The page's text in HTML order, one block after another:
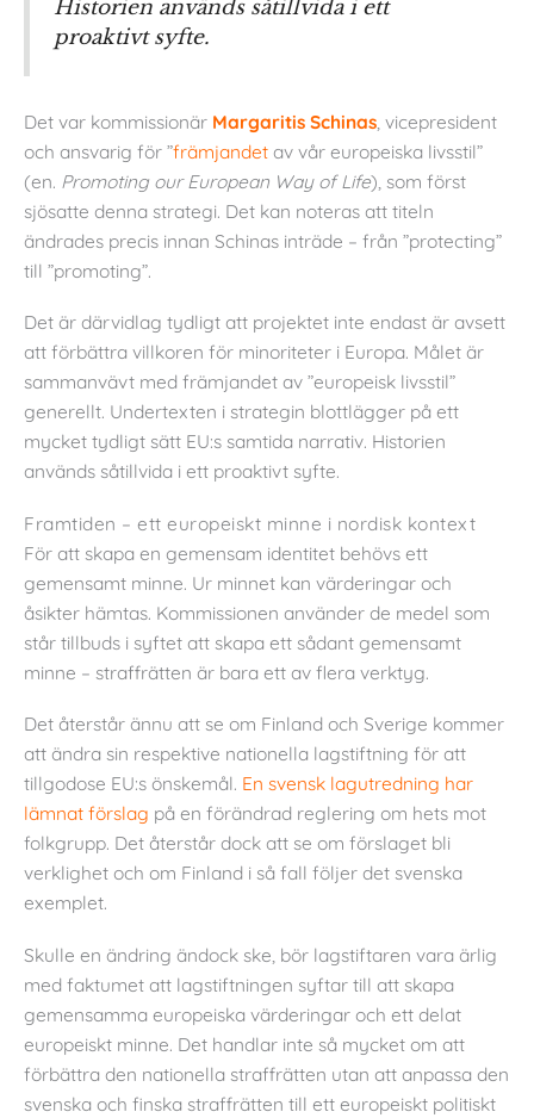
Historien används såtillvida i ett
proaktivt syfte.
Det var kommissionär Margaritis Schinas , vicepresident
och ansvarig för ”främjandet av vår europeiska livsstil”
(en. Promoting our European Way of Life), som först
sjösatte denna strategi. Det kan noteras att titeln
ändrades precis innan Schinas inträde – från ”protecting”
till ”promoting”.
Det är därvidlag tydligt att projektet inte endast är avsett
att förbättra villkoren för minoriteter i Europa. Målet är
sammanvävt med främjandet av ”europeisk livsstil”
generellt. Undertexten i strategin blottlägger på ett
mycket tydligt sätt EU:s samtida narrativ. Historien
används såtillvida i ett proaktivt syfte.
Framtiden – ett europeiskt minne i nordisk kontext
För att skapa en gemensam identitet behövs ett
gemensamt minne. Ur minnet kan värderingar och
åsikter hämtas. Kommissionen använder de medel som
står tillbuds i syftet att skapa ett sådant gemensamt
minne – straffrätten är bara ett av flera verktyg.
Det återstår ännu att se om Finland och Sverige kommer
att ändra sin respektive nationella lagstiftning för att
tillgodose EU:s önskemål. En svensk lagutredning har
lämnat förslag på en förändrad reglering om hets mot
folkgrupp. Det återstår dock att se om förslaget bli
verklighet och om Finland i så fall följer det svenska
exemplet.
Skulle en ändring ändock ske, bör lagstiftaren vara ärlig
med faktumet att lagstiftningen syftar till att skapa
gemensamma europeiska värderingar och ett delat
europeiskt minne. Det handlar inte så mycket om att
förbättra den nationella straffrätten utan att anpassa den
svenska och finska straffrätten till ett europeiskt politiskt